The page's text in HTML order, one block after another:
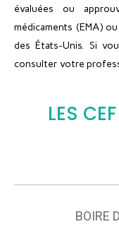
évaluées ou
médicaments (EMA)
des États-Unis. Si
consulter votre
LES
BOIRE